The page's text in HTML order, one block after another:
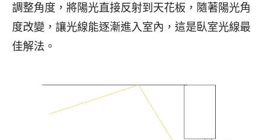
調整角度，將陽光直接反射到天花板，隨著陽光角
度改變，讓光線能逐漸進入室內，這是臥室光線最
佳解法。